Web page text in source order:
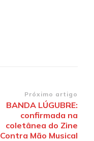
Próximo artigo
BANDA LÚGUBRE:
confirmada na
coletânea do Zine
Contra Mão Musical